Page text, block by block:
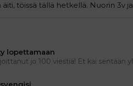
töissä tällä hetkellä. Nuorin 3v ja
lopettamaan
jo 100 viestiä! Et kai sentään